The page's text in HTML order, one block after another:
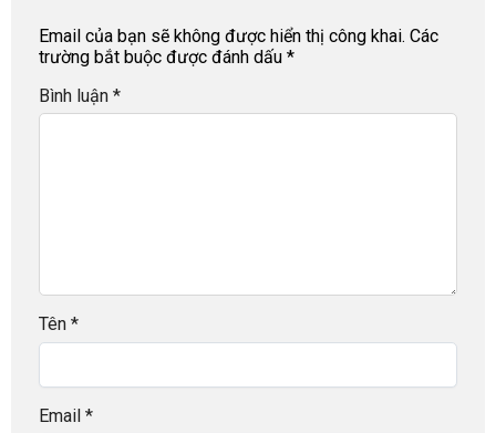
Email của bạn sẽ không được hiển thị công khai. Các
trường bắt buộc được đánh dấu *
Bình luận *
Tên *
Email *